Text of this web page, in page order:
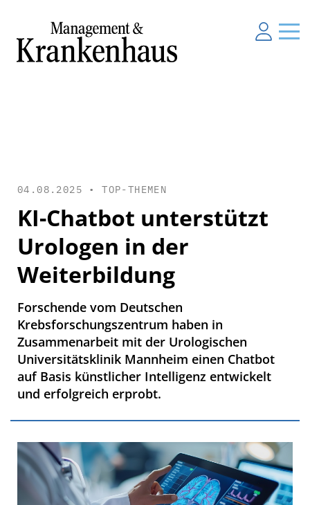
04.08.2025 •TOP-THEMEN
KI-Chatbot unterstützt
Urologen in der
Weiterbildung
Forschende vom Deutschen
Krebsforschungszentrum haben in
Zusammenarbeit mit der Urologischen
Universitätsklinik Mannheim einen Chatbot
auf Basis künstlicher Intelligenz entwickelt
und erfolgreich erprobt.